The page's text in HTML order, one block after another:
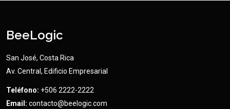
BeeLogic
San José, Costa Rica
Av. Central, Edificio Empresarial
Teléfono: +506 2222-2222
Email: contacto@beelogic.com